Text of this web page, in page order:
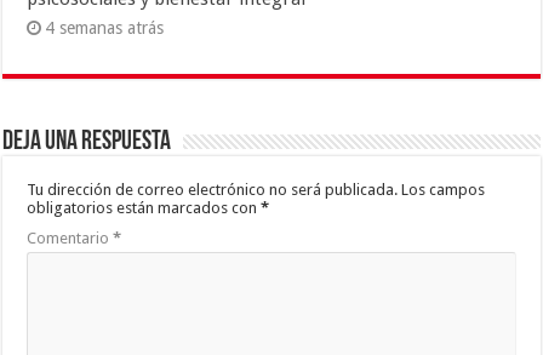
4 semanas atrás
Deja una respuesta
Tu dirección de correo electrónico no será publicada. Los campos
obligatorios están marcados con*
Comentario*